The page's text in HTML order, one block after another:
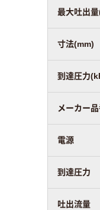
最大吐出
寸法(mm)
到達圧力
メーカー
電源
到達圧力
吐出流量